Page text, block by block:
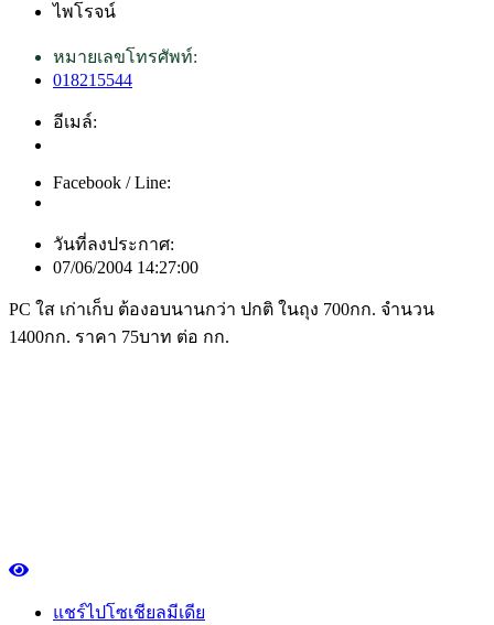
ไพโรจน์
หมายเลขโทรศัพท์:
018215544
อีเมล์:
Facebook / Line:
วันที่ลงประกาศ:
07/06/2004 14:27:00
PC ใส เก่าเก็บ ต้องอบนานกว่า ปกติ ในถุง 700กก. จำนวน
1400กก. ราคา 75บาท ต่อ กก.
แชร์ไปโซเชียลมีเดีย